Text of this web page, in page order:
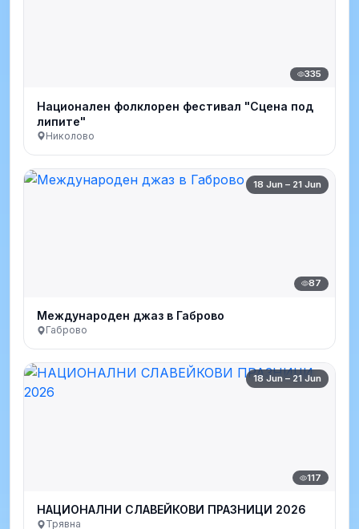
335
Национален фолклорен фестивал "Сцена под
липите"
Николово
18 Jun – 21 Jun
87
Международен джаз в Габрово
Габрово
18 Jun – 21 Jun
117
НАЦИОНАЛНИ СЛАВЕЙКОВИ ПРАЗНИЦИ 2026
Трявна